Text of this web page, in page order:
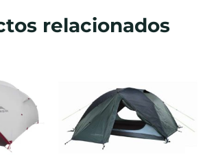
relacionados